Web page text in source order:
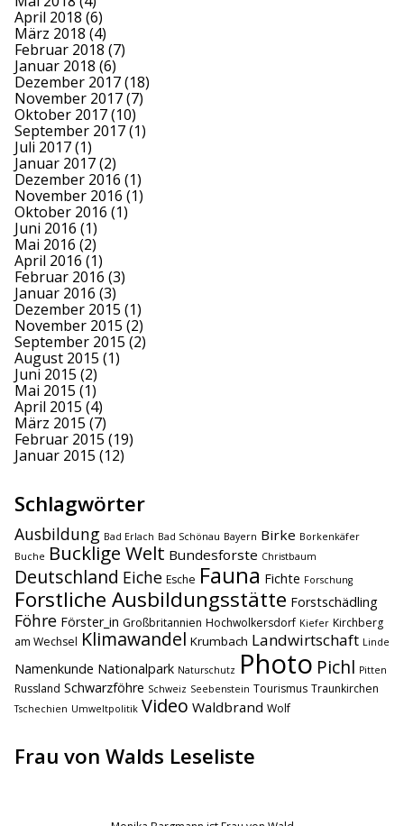
April 2018 (6)
März 2018 (4)
Februar 2018 (7)
Januar 2018 (6)
Dezember 2017(18)
November 2017(7)
Oktober 2017(10)
September 2017(1)
Juli 2017(1)
Januar 2017(2)
Dezember 2016 (1)
November 2016 (1)
Oktober 2016 (1)
Juni 2016 (1)
Mai 2016 (2)
April 2016 (1)
Februar 2016 (3)
Januar 2016 (3)
Dezember 2015 (1)
November 2015 (2)
September 2015 (2)
August 2015 (1)
Juni 2015 (2)
Mai 2015 (1)
April 2015 (4)
März 2015 (7)
Februar 2015 (19)
Januar 2015 (12)
Schlagwörter
Ausbildung Bad Erlach Bad Schönau Bayern Birke Borkenkäfer
Buche Bucklige Welt Bundesforste Christbaum
Deutschland Eiche Esche Fauna Fichte Forschung
Forstliche Ausbildungsstätte Forstschädling
Föhre Förster_in Großbritannien Hochwolkersdorf Kiefer Kirchberg
am Wechsel Klimawandel Krumbach Landwirtschaft Linde
Namenkunde Nationalpark Naturschutz Photo Pichl Pitten
Russland Schwarzföhre Schweiz Seebenstein Tourismus Traunkirchen
Tschechien Umweltpolitik Video Waldbrand Wolf
Frau von Walds Leseliste